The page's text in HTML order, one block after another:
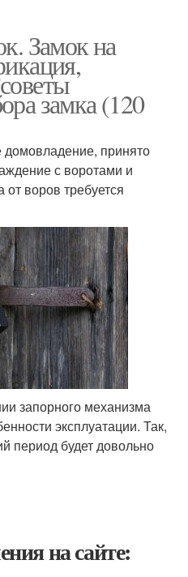
Замок на
замка (120
домовладение, принято
с воротами и
воров требуется
запорного механизма
эксплуатации. Так,
период будет довольно
на сайте: